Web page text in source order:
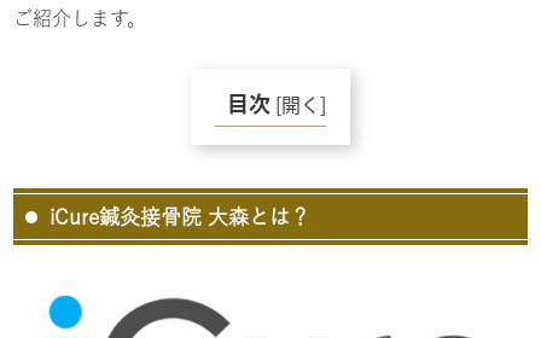
ご紹介します。
目次 [開く]
iCure鍼灸接骨院 大森とは？